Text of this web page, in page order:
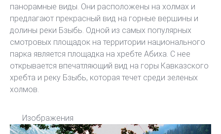
панорамные виды. Они расположены на холмах и
предлагают прекрасный вид на горные вершины и
долины реки Бзыбь. Одной из самых популярных
смотровых площадок на территории национального
парка является площадка на хребте Абиха. С нее
открывается впечатляющий вид на горы Кавказского
хребта и реку Бзыбь, которая течет среди зеленых
холмов.
Изображения